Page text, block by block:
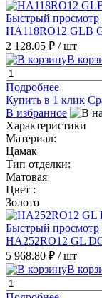
Быстрый просмотр
HA118RO12 GLB
2 128.05 ₽ / шт
В
Подробнее
Купить в 1 клик
В избранное
Характеристики
Материал:
Цамак
Тип отделки:
Матовая
Цвет :
Золото
Быстрый просмотр
HA252RO12 GL
5 968.80 ₽ / шт
В